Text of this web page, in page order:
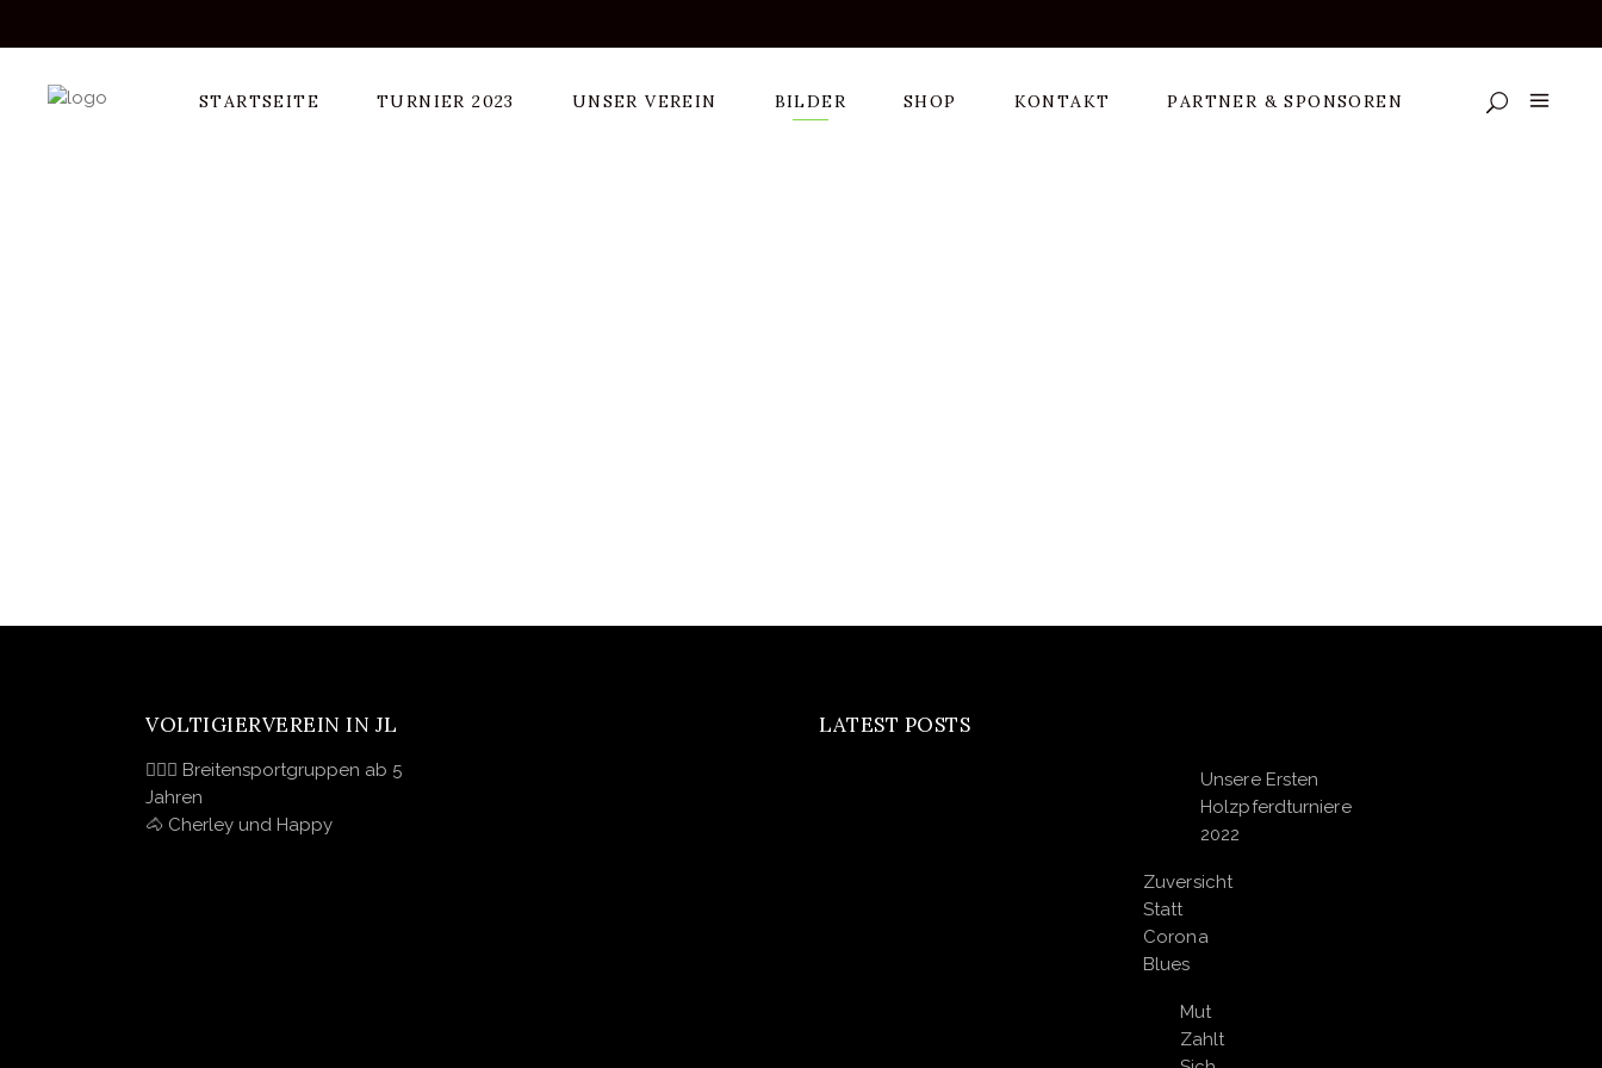
STARTSEITE TURNIER 2023 UNSER VEREIN BILDER SHOP KONTAKT PARTNER & SPONSOREN
VOLTIGIERVEREIN IN JL
🤸🏽‍♀️ Breitensportgruppen ab 5
Jahren
🐴 Cherley und Happy
LATEST POSTS
Unsere Ersten
Holzpferdturniere
2022
Zuversicht
Statt
Corona
Blues
Mut
Zahlt